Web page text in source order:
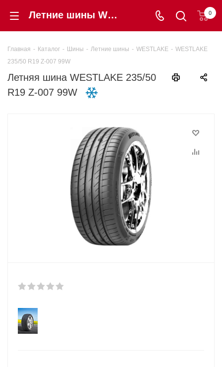
Летние шины WESTLAKE 235/50 R19 Z-007 99W купить в интернет-магазине «Шинторг» в Калининграде 0
Главная - Каталог - Шины - Летние шины - WESTLAKE - WESTLAKE
235/50 R19 Z-007 99W
Летняя шина WESTLAKE 235/50
R19 Z-007 99W